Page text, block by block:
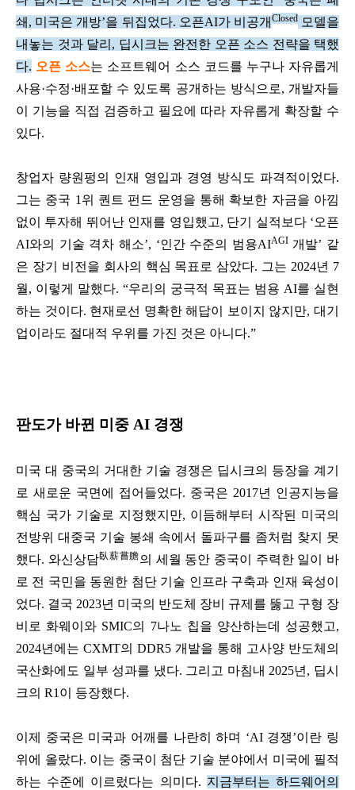
쇄, 미국은 개방’을 뒤집었다. 오픈AI가 비공개 Closed모델을
내놓는 것과 달리, 딥시크는 완전한 오픈 소스 전략을 택했
다. 오픈 소스는 소프트웨어 소스 코드를 누구나 자유롭게
사용·수정·배포할 수 있도록 공개하는 방식으로, 개발자들
이 기능을 직접 검증하고 필요에 따라 자유롭게 확장할 수
있다.
창업자 량원펑의 인재 영입과 경영 방식도 파격적이었다.
그는 중국 1위 퀀트 펀드 운영을 통해 확보한 자금을 아낌
없이 투자해 뛰어난 인재를 영입했고, 단기 실적보다 ‘오픈
AI와의 기술 격차 해소’, ‘인간 수준의 범용AIAGI개발’ 같
은 장기 비전을 회사의 핵심 목표로 삼았다. 그는 2024년 7
월, 이렇게 말했다. “우리의 궁극적 목표는 범용 AI를 실현
하는 것이다. 현재로선 명확한 해답이 보이지 않지만, 대기
업이라도 절대적 우위를 가진 것은 아니다.”
판도가 바뀐 미중 AI 경쟁
미국 대 중국의 거대한 기술 경쟁은 딥시크의 등장을 계기
로 새로운 국면에 접어들었다. 중국은 2017년 인공지능을
핵심 국가 기술로 지정했지만, 이듬해부터 시작된 미국의
전방위 대중국 기술 봉쇄 속에서 돌파구를 좀처럼 찾지 못
했다. 와신상담臥薪嘗膽의 세월 동안 중국이 주력한 일이 바
로 전 국민을 동원한 첨단 기술 인프라 구축과 인재 육성이
었다. 결국 2023년 미국의 반도체 장비 규제를 뚫고 구형 장
비로 화웨이와 SMIC의 7나노 칩을 양산하는데 성공했고,
2024년에는 CXMT의 DDR5 개발을 통해 고사양 반도체의
국산화에도 일부 성과를 냈다. 그리고 마침내 2025년, 딥시
크의 R1이 등장했다.
이제 중국은 미국과 어깨를 나란히 하며 ‘AI 경쟁’이란 링
위에 올랐다. 이는 중국이 첨단 기술 분야에서 미국에 필적
하는 수준에 이르렀다는 의미다. 지금부터는 하드웨어의